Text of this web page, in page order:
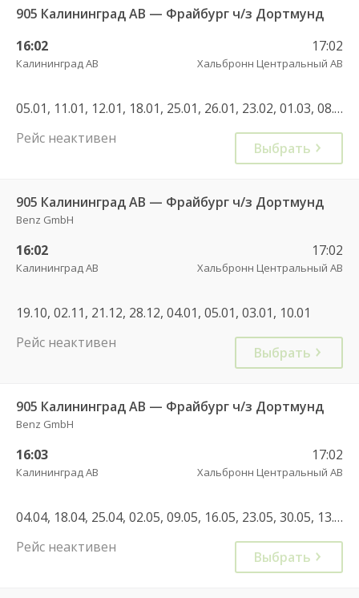
905 Калининград АВ — Фрайбург ч/з Дортмунд
16:02
Калининград АВ
17:02
Хальбронн Центральный АВ
05.01, 11.01, 12.01, 18.01, 25.01, 26.01, 23.02, 01.03, 08.01, 08.03, 15.03, 21.03, 22.03, 18.07, 07.11, 14.11, 12.12, 19.12
Рейс неактивен
Выбрать
905 Калининград АВ — Фрайбург ч/з Дортмунд
Benz GmbH
16:02
Калининград АВ
17:02
Хальбронн Центральный АВ
19.10, 02.11, 21.12, 28.12, 04.01, 05.01, 03.01, 10.01
Рейс неактивен
Выбрать
905 Калининград АВ — Фрайбург ч/з Дортмунд
Benz GmbH
16:03
Калининград АВ
17:02
Хальбронн Центральный АВ
04.04, 18.04, 25.04, 02.05, 09.05, 16.05, 23.05, 30.05, 13.06, 20.06, 27.06, 04.07, 11.07, 18.07, 25.07, 03.01
Рейс неактивен
Выбрать